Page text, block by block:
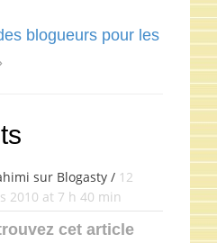
blogueurs pour les
sur Blogasty / 12
2010 at 7 h 40 min
cet article